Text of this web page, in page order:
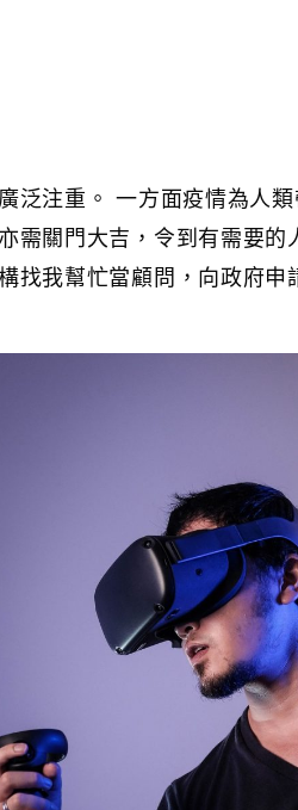
泛注重。 一方面疫情為人
需關門大吉，令到有需要
找我幫忙當顧問，向政府